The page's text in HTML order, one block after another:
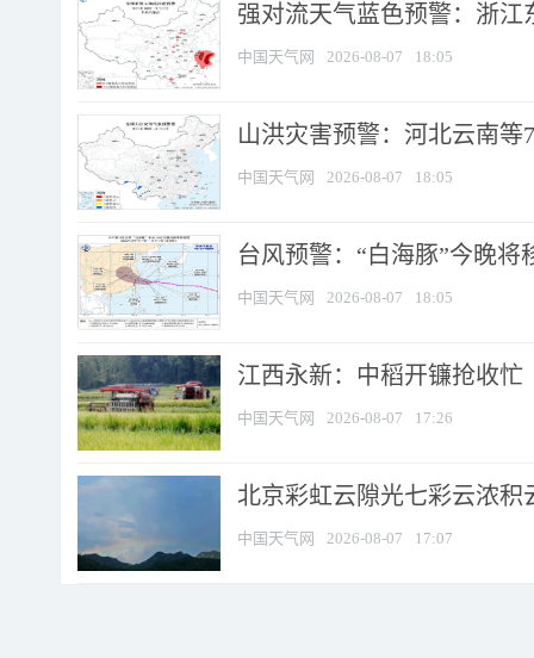
强对流天气蓝色预警：浙江
中国天气网 2026-08-07 18:05
山洪灾害预警：河北云南
中国天气网 2026-08-07 18:05
台风预警：“白海豚”今晚将
中国天气网 2026-08-07 18:05
江西永新：中稻开镰抢收忙
中国天气网 2026-08-07 17:26
北京彩虹云隙光七彩云浓积
中国天气网 2026-08-07 17:07